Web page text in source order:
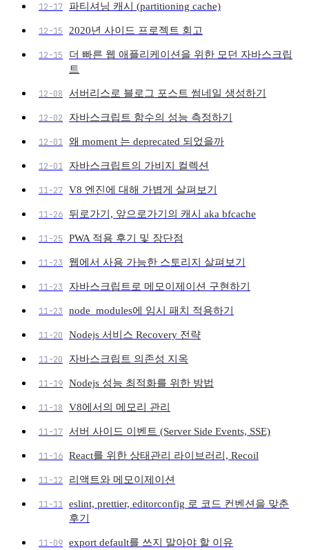
12-17 파티셔닝 캐시 (partitioning cache)
12-15 2020년 사이드 프로젝트 회고
12-15
더 빠른 웹 애플리케이션을 위한 모던 자바스크립
트
12-08 서버리스로 블로그 포스트 썸네일 생성하기
12-02 자바스크립트 함수의 성능 측정하기
12-01 왜 moment 는 deprecated 되었을까
12-01 자바스크립트의 가비지 컬렉션
11-27 V8 엔진에 대해 가볍게 살펴보기
11-26 뒤로가기, 앞으로가기의 캐시 aka bfcache
11-25 PWA 적용 후기 및 장단점
11-23 웹에서 사용 가능한 스토리지 살펴보기
11-23 자바스크립트로 메모이제이션 구현하기
11-23 node_modules에 임시 패치 적용하기
11-20 Nodejs 서비스 Recovery 전략
11-20 자바스크립트 의존성 지옥
11-19 Nodejs 성능 최적화를 위한 방법
11-18 V8에서의 메모리 관리
11-17 서버 사이드 이벤트 (Server Side Events, SSE)
11-16 React를 위한 상태관리 라이브러리, Recoil
11-12 리액트와 메모이제이션
11-11
eslint, prettier, editorconfig 로 코드 컨벤션을 맞춘
후기
11-09 export default를 쓰지 말아야 할 이유